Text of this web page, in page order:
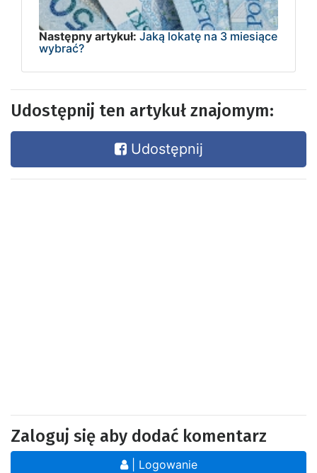
Następny artykuł: Jaką lokatę na 3 miesiące
wybrać?
Udostępnij ten artykuł znajomym:
Udostępnij
Zaloguj się aby dodać komentarz
| Logowanie